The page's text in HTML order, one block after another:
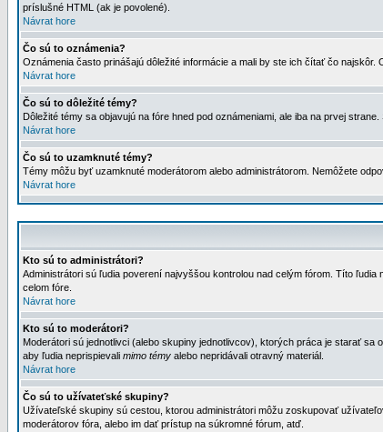
príslušné HTML (ak je povolené).
Návrat hore
Čo sú to oznámenia?
Oznámenia často prinášajú dôležité informácie a mali by ste ich čítať čo
Návrat hore
Čo sú to dôležité témy?
Dôležité témy sa objavujú na fóre hned pod oznámeniami, ale iba na prvej
Návrat hore
Čo sú to uzamknuté témy?
Témy môžu byť uzamknuté moderátorom alebo administrátorom. Nemôžete
Návrat hore
Kto sú to administrátori?
Administrátori sú ľudia poverení najvyššou kontrolou nad celým fórom. Títo
celom fóre.
Návrat hore
Kto sú to moderátori?
Moderátori sú jednotlivci (alebo skupiny jednotlivcov), ktorých práca je starať
aby ľudia neprispievali mimo témy alebo nepridávali otravný materiál.
Návrat hore
Čo sú to užívateťské skupiny?
Užívateľské skupiny sú cestou, ktorou administrátori môžu zoskupovať
moderátorov fóra, alebo im dať prístup na súkromné fórum, atď.